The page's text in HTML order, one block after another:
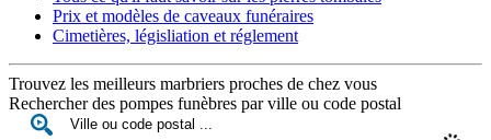
Prix et modèles de caveaux funéraires
Cimetières, législiation et réglement
Trouvez les meilleurs marbriers proches de chez vous
Rechercher des pompes funèbres par ville ou code postal